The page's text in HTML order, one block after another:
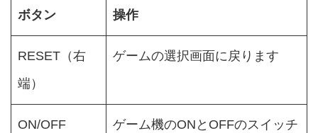
ボタン 操作
RESET（右
端）
ゲームの選択画面に戻ります
ON/OFF
ゲーム機のONとOFFのスイッチ